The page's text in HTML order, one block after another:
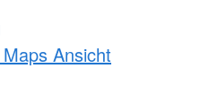
Ansicht